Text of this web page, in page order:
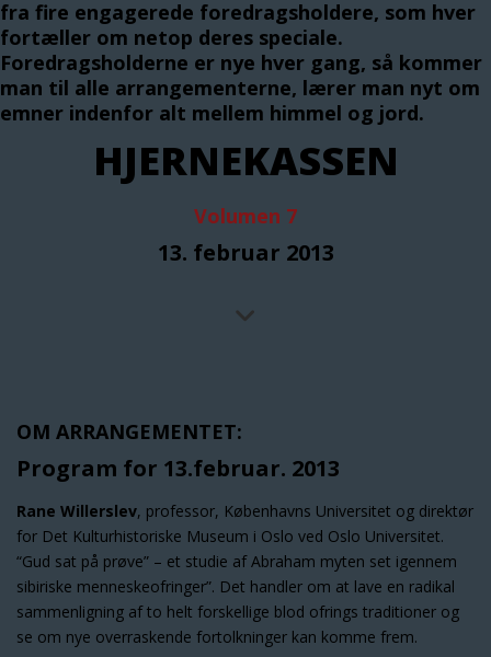
fra fire engagerede foredragsholdere, som hver
fortæller om netop deres speciale.
Foredragsholderne er nye hver gang, så kommer
man til alle arrangementerne, lærer man nyt om
emner indenfor alt mellem himmel og jord.
HJERNEKASSEN
Volumen 7
13. februar 2013
OM ARRANGEMENTET:
Program for 13.februar. 2013
Rane Willerslev, professor, Københavns Universitet og direktør
for Det Kulturhistoriske Museum i Oslo ved Oslo Universitet.
“Gud sat på prøve” – et studie af Abraham myten set igennem
sibiriske menneskeofringer”. Det handler om at lave en radikal
sammenligning af to helt forskellige blod ofrings traditioner og
se om nye overraskende fortolkninger kan komme frem.